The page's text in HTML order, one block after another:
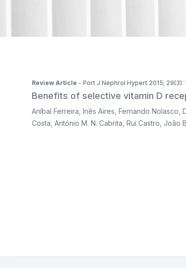
Review Article - Port J Nephrol Hypert 2015; 29(3):
Benefits of selective vitamin D
Aníbal Ferreira Inês Aires Fernando Nolasco
Costa António M. N. Cabrita Rui Castro João